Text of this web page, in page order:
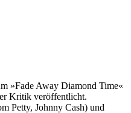
»Fade Away Diamond Time«
Kritik veröffentlicht.
Petty, Johnny Cash) und